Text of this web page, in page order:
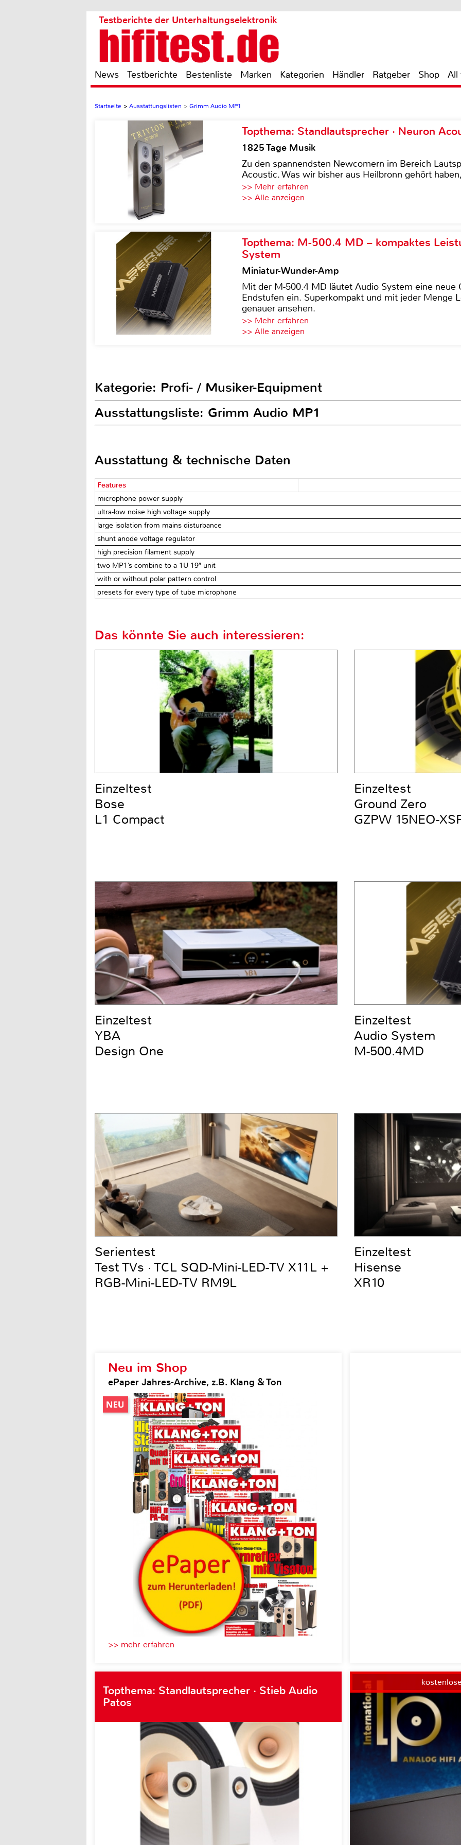
Testberichte der Unterhaltungselektronik
News Testberichte Bestenliste Marken Kategorien Händler Ratgeber Shop All
Startseite > Ausstattungslisten > Grimm Audio MP1
Topthema: Standlautsprecher · Neuron
1825 Tage Musik
Zu den spannendsten Newcomern im Bereich
Acoustic. Was wir bisher aus Heilbronn gehört
>> Mehr erfahren
>> Alle anzeigen
Topthema: M-500.4 MD – kompaktes
System
Miniatur-Wunder-Amp
Mit der M-500.4 MD läutet Audio System eine neue
Endstufen ein. Superkompakt und mit jeder Menge
genauer ansehen.
>> Mehr erfahren
>> Alle anzeigen
Kategorie: Profi- / Musiker-Equipment
Ausstattungsliste: Grimm Audio MP1
Ausstattung & technische Daten
Features
microphone power supply
ultra-low noise high voltage supply
large isolation from mains disturbance
shunt anode voltage regulator
high precision filament supply
two MP1’s combine to a 1U 19″ unit
with or without polar pattern control
presets for every type of tube microphone
Neu im Shop
ePaper Jahres-Archive, z.B. Klang & Ton
>> mehr erfahren
Topthema: Standlautsprecher · Stieb Audio
Patos
Das könnte Sie auch interessieren:
Einzeltest
Bose
L1 Compact
Einzeltest
Ground Zero
GZPW 15NEO-
Einzeltest
YBA
Design One
Einzeltest
Audio System
M-500.4MD
Serientest
Test TVs · TCL SQD-Mini-LED-TV X11L +
RGB-Mini-LED-TV RM9L
Einzeltest
Hisense
XR10